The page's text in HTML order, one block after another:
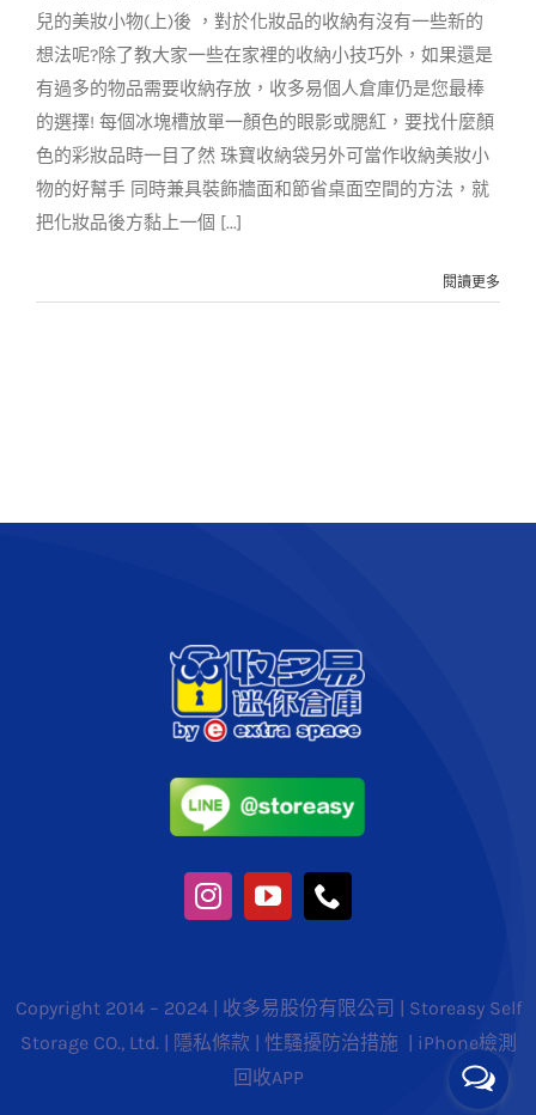
兒的美妝小物(上)後 ，對於化妝品的收納有沒有一些新的
想法呢?除了教大家一些在家裡的收納小技巧外，如果還是
有過多的物品需要收納存放，收多易個人倉庫仍是您最棒
的選擇! 每個冰塊槽放單一顏色的眼影或腮紅，要找什麼顏
色的彩妝品時一目了然 珠寶收納袋另外可當作收納美妝小
物的好幫手 同時兼具裝飾牆面和節省桌面空間的方法，就
把化妝品後方黏上一個 [...]
閱讀更多
Copyright 2014 – 2024 | 收多易股份有限公司 | Storeasy Self
Storage CO., Ltd. | 隱私條款 | 性騷擾防治措施 | iPhone檢測
回收APP